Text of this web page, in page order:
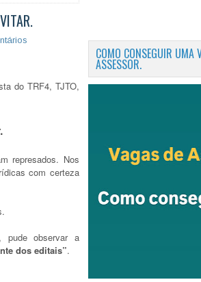
do TRF4, TJTO,
represados. Nos
com certeza
pude observar a
dos editais”.
COMO CONSEGUIR UMA
ASSESSOR.